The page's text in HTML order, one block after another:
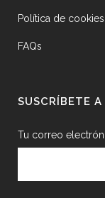
Política de cookies
FAQs
SUSCRÍBETE
Tu correo